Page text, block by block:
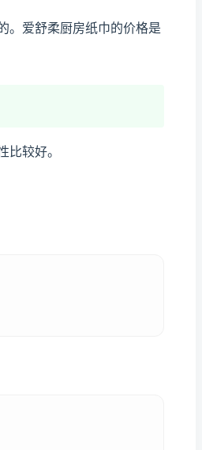
。爱舒柔厨房纸巾的价格是
较好。